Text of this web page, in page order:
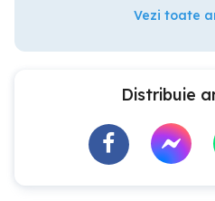
Vezi toate
Distribuie